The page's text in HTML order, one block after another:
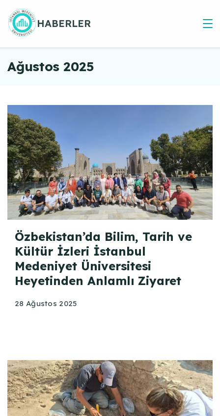
Skip
to
content
HABERLER
Ağustos 2025
Özbekistan’da Bilim, Tarih ve
Kültür İzleri İstanbul
Medeniyet Üniversitesi
Heyetinden Anlamlı Ziyaret
28 Ağustos 2025